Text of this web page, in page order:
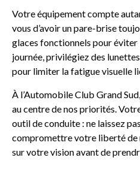
Votre équipement compte
vous d’avoir un pare-brise
glaces fonctionnels pour éviter
journée, privilégiez des
pour limiter la fatigue visuelle
À l’Automobile Club Grand
au centre de nos priorités.
outil de conduite : ne laissez
compromettre votre liberté de
sur votre vision avant de